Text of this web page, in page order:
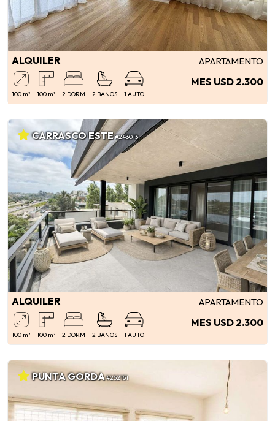
ALQUILER APARTAMENTO
100 m² 100 m² 2 DORM 2 BAÑOS 1 AUTO
MES USD 2.300
CARRASCO ESTE#243013
ALQUILER APARTAMENTO
100 m² 100 m² 2 DORM 2 BAÑOS 1 AUTO
MES USD 2.300
PUNTA GORDA#252151